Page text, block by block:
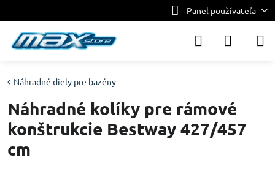
Panel používateľa
Náhradné diely pre bazény
Náhradné kolíky pre rámové
konštrukcie Bestway 427/457
cm